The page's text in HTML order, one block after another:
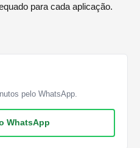
para cada aplicação.
pelo WhatsApp.
WhatsApp